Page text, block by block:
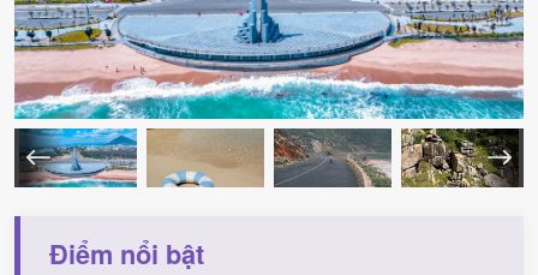
Điểm nổi bật